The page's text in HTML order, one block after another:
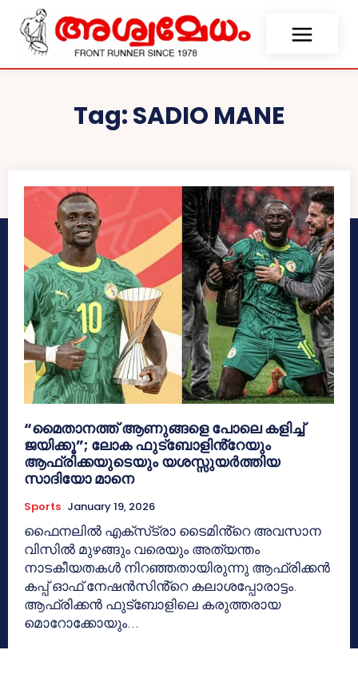
Tag:SADIO MANE
“മൈതാനത്ത് ആണുങ്ങളെ പോലെ കളിച്ച്
ജയിക്കൂ”; ലോക ഫുട്ബോളിൻ്റേയും
ആഫ്രിക്കയുടെയും യശസ്സുയർത്തിയ
സാദിയോ മാനെ
Sports January 19, 2026
ഫൈനലിൽ എക്സ്‌ട്രാ ടൈമിൻ്റെ അവസാന
വിസിൽ മുഴങ്ങും വരെയും അത്യന്തം
നാടകീയതകൾ നിറഞ്ഞതായിരുന്നു ആഫ്രിക്കൻ
കപ്പ് ഓഫ് നേഷൻസിൻ്റെ കലാശപ്പോരാട്ടം.
ആഫ്രിക്കൻ ഫുട്ബോളിലെ കരുത്തരായ
മൊറോക്കോയും...